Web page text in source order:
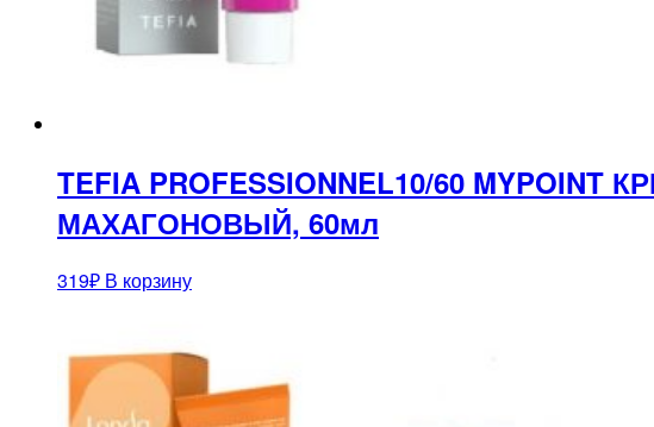
TEFIA PROFESSIONNEL10/60
МАХАГОНОВЫЙ, 60мл
319₽ В корзину